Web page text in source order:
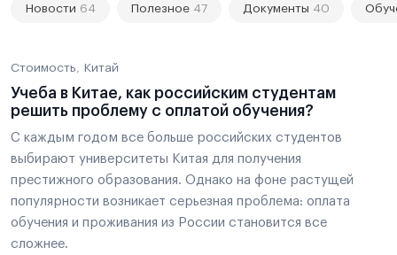
Новости 64 Полезное 47 Документы 40
Стоимость Китай
Учеба в Китае, как российским студентам
решить проблему с оплатой обучения?
С каждым годом все больше российских студентов
выбирают университеты Китая для получения
престижного образования. Однако на фоне растущей
популярности возникает серьезная проблема: оплата
обучения и проживания из России становится все
сложнее.